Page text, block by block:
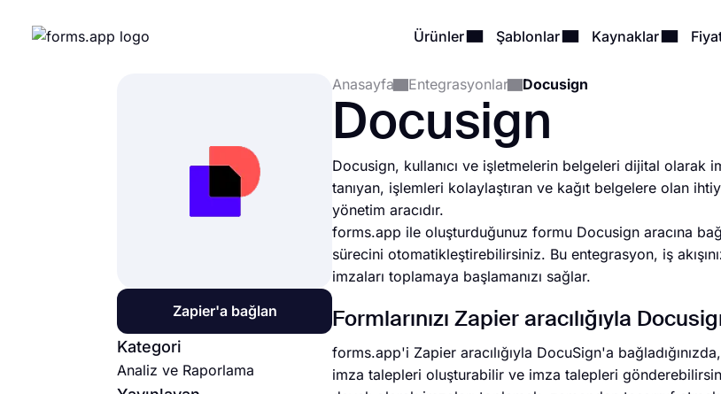
Ürünler Şablonlar Kaynaklar
Zapier'a bağlan
Kategori
Analiz ve Raporlama
Anasayfa Entegrasyonlar Docusign
Docusign
Docusign, kullanıcı ve işletmelerin belgeleri dijital olarak
tanıyan, işlemleri kolaylaştıran ve kağıt belgelere olan
yönetim aracıdır.
forms.app ile oluşturduğunuz formu Docusign aracına
sürecini otomatikleştirebilirsiniz. Bu entegrasyon, iş
imzaları toplamaya başlamanızı sağlar.
Formlarınızı Zapier aracılığıyla
forms.app'i Zapier aracılığıyla DocuSign'a
imza talepleri oluşturabilir ve imza talepleri